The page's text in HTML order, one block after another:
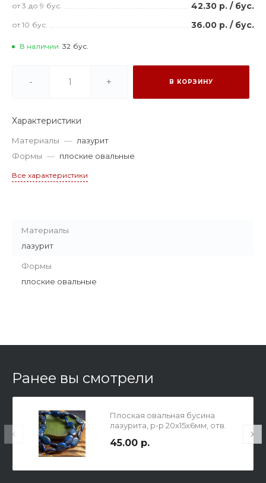
от 3 до 9 бус. 42.30 р. / бус.
от 10 бус. 36.00 р. / бус.
В наличии 32 бус.
- + В КОРЗИНУ
Характеристики
Материалы — лазурит
Формы — плоские овальные
Все характеристики
Материалы
лазурит
Формы
плоские овальные
Ранее вы смотрели
Плоская овальная бусина
лазурита, р-р 20х15х6мм, отв.
45.00 р.